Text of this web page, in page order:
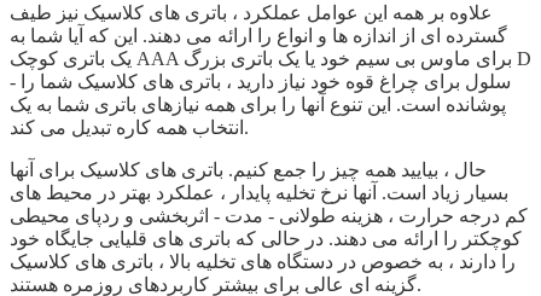
علاوه بر همه این عوامل عملکرد ، باتری های کلاسیک نیز طیف
گسترده ای از اندازه ها و انواع را ارائه می دهند. این که آیا شما به
یک باتری کوچک AAA برای ماوس بی سیم خود یا یک باتری بزرگ D
- سلول برای چراغ قوه خود نیاز دارید ، باتری های کلاسیک شما را
پوشانده است. این تنوع آنها را برای همه نیازهای باتری شما به یک
انتخاب همه کاره تبدیل می کند.
حال ، بیایید همه چیز را جمع کنیم. باتری های کلاسیک برای آنها
بسیار زیاد است. آنها نرخ تخلیه پایدار ، عملکرد بهتر در محیط های
کم درجه حرارت ، هزینه طولانی - مدت - اثربخشی و ردپای محیطی
کوچکتر را ارائه می دهند. در حالی که باتری های قلیایی جایگاه خود
را دارند ، به خصوص در دستگاه های تخلیه بالا ، باتری های کلاسیک
گزینه ای عالی برای بیشتر کاربردهای روزمره هستند.